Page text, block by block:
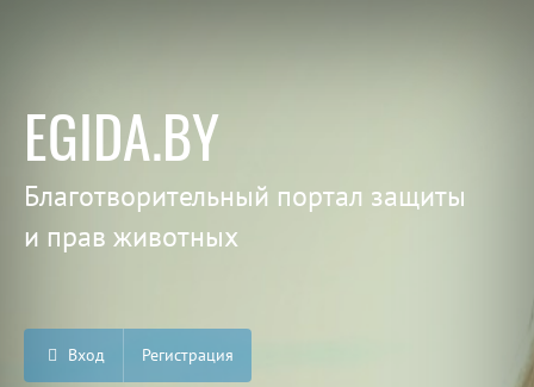
EGIDA.BY
Благотворительный портал защиты
и прав животных
Вход Регистрация